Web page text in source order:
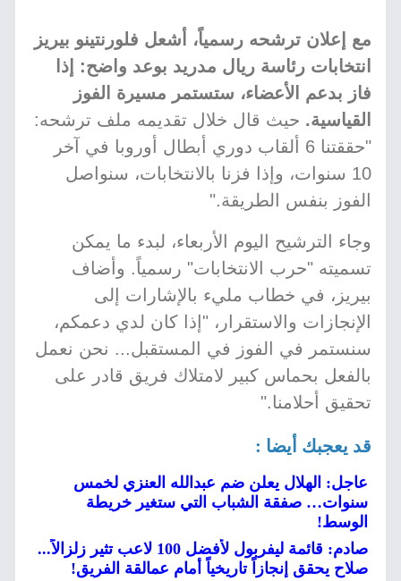
مع إعلان ترشحه رسمياً، أشعل فلورنتينو بيريز
انتخابات رئاسة ريال مدريد بوعد واضح: إذا
فاز بدعم الأعضاء، ستستمر مسيرة الفوز
القياسية. حيث قال خلال تقديمه ملف ترشحه:
"حققتنا 6 ألقاب دوري أبطال أوروبا في آخر
10 سنوات، وإذا فزنا بالانتخابات، سنواصل
الفوز بنفس الطريقة."
وجاء الترشيح اليوم الأربعاء، لبدء ما يمكن
تسميته "حرب الانتخابات" رسمياً. وأضاف
بيريز، في خطاب مليء بالإشارات إلى
الإنجازات والاستقرار، "إذا كان لدي دعمكم،
سنستمر في الفوز في المستقبل... نحن نعمل
بالفعل بحماس كبير لامتلاك فريق قادر على
تحقيق أحلامنا."
قد يعجبك أيضا :
عاجل: الهلال يعلن ضم عبدالله العنزي لخمس
سنوات… صفقة الشباب التي ستغير خريطة
الوسط!
صادم: قائمة ليفربول لأفضل 100 لاعب تثير زلزالاً...
صلاح يحقق إنجازاً تاريخياً أمام عمالقة الفريق!